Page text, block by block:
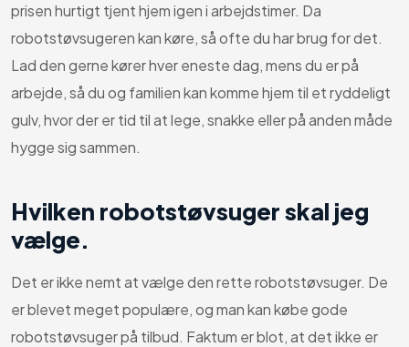
prisen hurtigt tjent hjem igen i arbejdstimer. Da
robotstøvsugeren kan køre, så ofte du har brug for det.
Lad den gerne kører hver eneste dag, mens du er på
arbejde, så du og familien kan komme hjem til et ryddeligt
gulv, hvor der er tid til at lege, snakke eller på anden måde
hygge sig sammen.
Hvilken robotstøvsuger skal jeg
vælge.
Det er ikke nemt at vælge den rette robotstøvsuger. De
er blevet meget populære, og man kan købe gode
robotstøvsuger på tilbud. Faktum er blot, at det ikke er